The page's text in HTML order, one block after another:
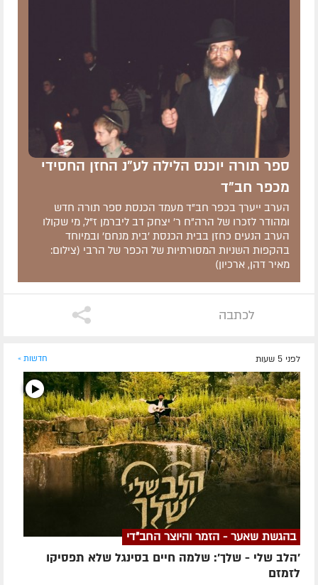
ספר תורה יוכנס הלילה לע"נ החזן החסידי
מכפר חב"ד
הערב ייערך בכפר חב"ד מעמד הכנסת ספר תורה חדש
ומהודר לזכרו של הרה"ח ר' יצחק דב ליברמן ז"ל, מי שקולו
הערב הנעים כחזן בבית הכנסת 'בית מנחם' ובמיוחד
בהקפות השניות המסורתיות של הכפר של הרבי (צילום:
מאיר דהן, ארכיון)
לכתבה
לפני 5 שעות חדשות »
בהגשת שאער - הזמר והיוצר החב"די
'הלב שלי - שלך': שלמה חיים בסינגל שלא תפסיקו
לזמזם